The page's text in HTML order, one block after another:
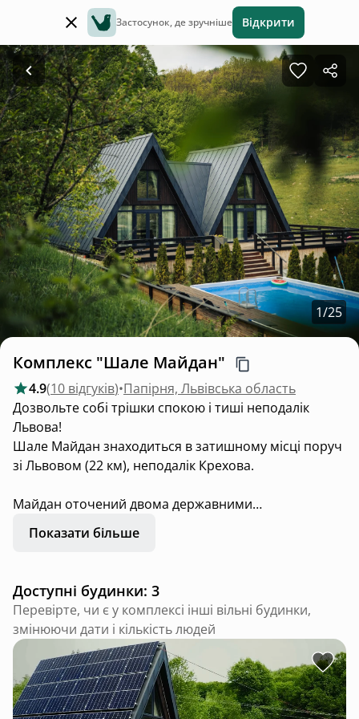
Застосунок, де зручніше Відкрити
1/25
Комплекс "Шале Майдан"
4.9(10 відгуків)•Папірня, Львівська область
Дозвольте собі трішки спокою і тиші неподалік
Львова!
Шале Майдан знаходиться в затишному місці поруч
зі Львовом (22 км), неподалік Крехова.
Майдан оточений двома державними
заповідниками: Національним Яворівським та
Буковим. Поблизу знаходиться Центральний
Це тихе, спокійне місце з чистим повітрям серед гір,
лісів, озер та струмків. До села веде чудова
асфальтна дорога, яка не є транзитною – за селом –
лише гори. Тому в Майдані мінімальна кількість
автотранспорту та людей!
Неподалік від Шале Майдан знаходиться витяг, де
Показати більше
Доступні будинки: 3
Перевірте, чи є у комплексі інші вільні будинки,
змінюючи дати і кількість людей